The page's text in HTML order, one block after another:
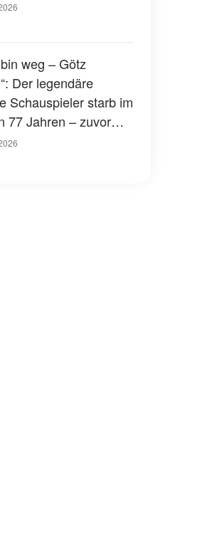
weg – Götz
Der legendäre
Schauspieler starb im
77 Jahren – zuvor
seinen eigenen